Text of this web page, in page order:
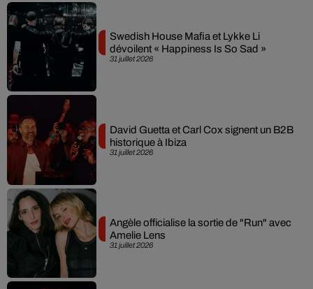
31 juillet 2026
Swedish House Mafia et Lykke Li
dévoilent « Happiness Is So Sad »
31 juillet 2026
David Guetta et Carl Cox signent un B2B
historique à Ibiza
31 juillet 2026
Angèle officialise la sortie de "Run" avec
Amelie Lens